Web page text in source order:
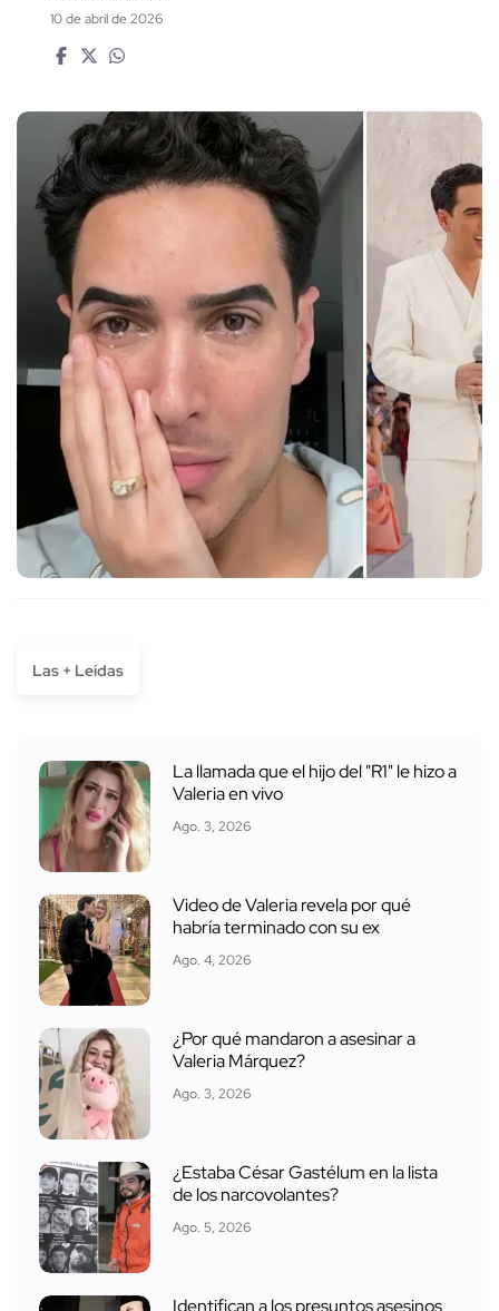
10 de abril de 2026
Las + Leídas
La llamada que el hijo del "R1" le hizo a
Valeria en vivo
Ago. 3, 2026
Video de Valeria revela por qué
habría terminado con su ex
Ago. 4, 2026
¿Por qué mandaron a asesinar a
Valeria Márquez?
Ago. 3, 2026
¿Estaba César Gastélum en la lista
de los narcovolantes?
Ago. 5, 2026
Identifican a los presuntos asesinos